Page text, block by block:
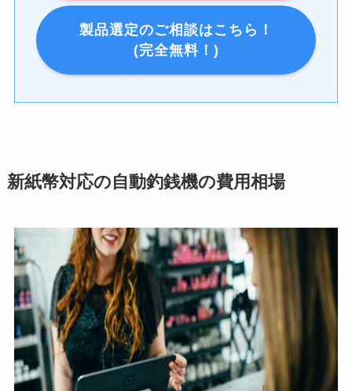
製品選定のご相談はこちら！
(完全無料！)
新紙幣対応の自動釣銭機の費用相場